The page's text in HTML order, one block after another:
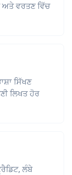
ਅਤੇ ਵਰਤਣ ਵਿੱਚ
ਸਿੱਖਣ
ਲਿਖਤ ਹੋਰ
ਲੰਬੇ